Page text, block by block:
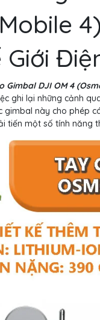
Giới
Gimbal DJI OM 4
ghi lại những cảnh
gimbal này cho phép
tiến một số tính năng